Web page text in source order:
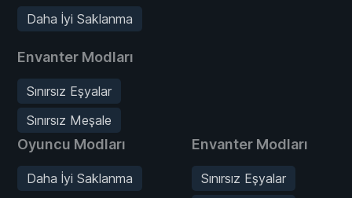
Daha İyi Saklanma
Envanter Modları
Sınırsız Eşyalar
Sınırsız Meşale
Oyuncu Modları
Daha İyi Saklanma
Envanter Modları
Sınırsız Eşyalar